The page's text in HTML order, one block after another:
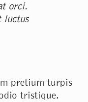
orci.
luctus
pretium turpis
tristique.